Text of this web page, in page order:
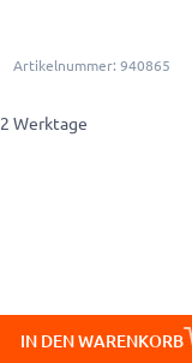
Artikelnummer: 940865
Werktage
IN DEN WARENKORB